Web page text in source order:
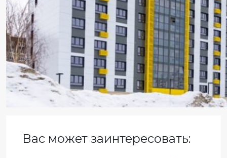
Вас может заинтересовать: